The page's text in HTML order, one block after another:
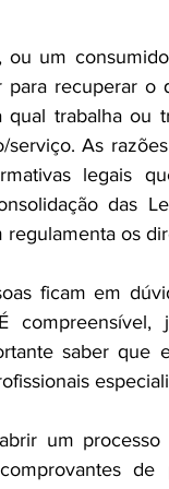
> Saúde Brasil
ou um
recuperar o
qual trabalha ou
As
legais
das
os
ficam em
saber que
um